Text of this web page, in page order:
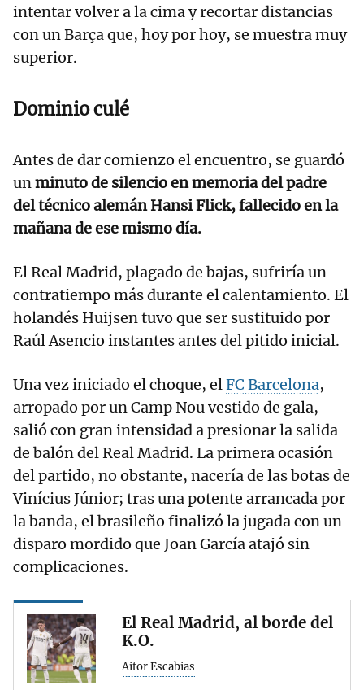
intentar volver a la cima y recortar distancias
con un Barça que, hoy por hoy, se muestra muy
superior.
Dominio culé
Antes de dar comienzo el encuentro, se guardó
unminuto de silencio en memoria del padre
del técnico alemán Hansi Flick, fallecido en la
mañana de ese mismo día.
El Real Madrid, plagado de bajas, sufriría un
contratiempo más durante el calentamiento. El
holandés Huijsen tuvo que ser sustituido por
Raúl Asencio instantes antes del pitido inicial.
Una vez iniciado el choque, elFC Barcelona,
arropado por un Camp Nou vestido de gala,
salió con gran intensidad a presionar la salida
de balón del Real Madrid. La primera ocasión
del partido, no obstante, nacería de las botas de
Vinícius Júnior; tras una potente arrancada por
la banda, el brasileño finalizó la jugada con un
disparo mordido que Joan García atajó sin
complicaciones.
El Real Madrid, al borde del
K.O.
Aitor Escabias